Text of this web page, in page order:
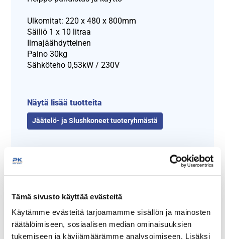
Tämä sivusto käyttää evästeitä
Käytämme evästeitä tarjoamamme sisällön ja mainosten
räätälöimiseen, sosiaalisen median ominaisuuksien
tukemiseen ja kävijämäärämme analysoimiseen. Lisäksi
Ulkomitat: 220 x 480 x 800mm
Säiliö 1 x 10 litraa
Ilmajäähdytteinen
Paino 30kg
Sähköteho 0,53kW / 230V
Näytä lisää tuotteita
Jäätelö- ja Slushkoneet tuoteryhmästä